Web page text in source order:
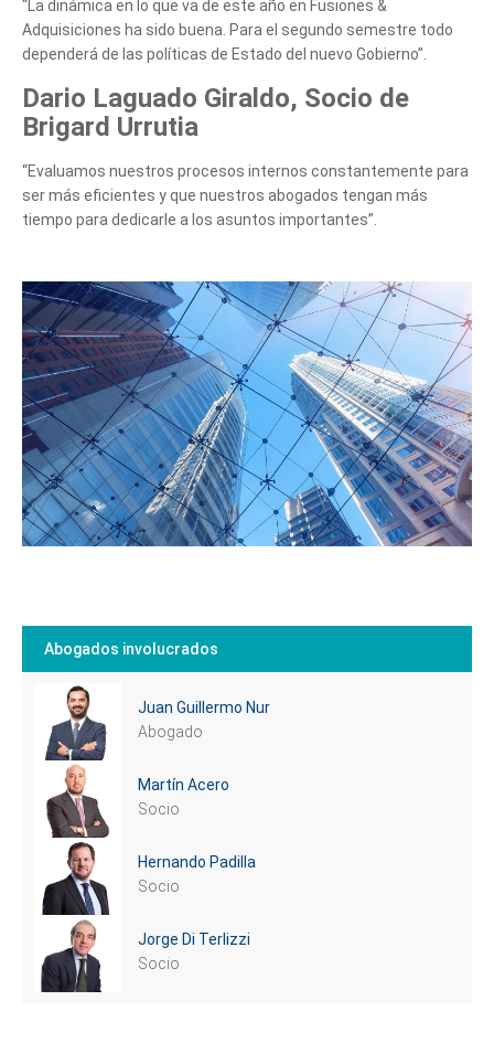
“La dinámica en lo que va de este año en Fusiones &
Adquisiciones ha sido buena. Para el segundo semestre todo
dependerá de las políticas de Estado del nuevo Gobierno”.
Dario Laguado Giraldo, Socio de
Brigard Urrutia
“Evaluamos nuestros procesos internos constantemente para
ser más eficientes y que nuestros abogados tengan más
tiempo para dedicarle a los asuntos importantes”.
Abogados involucrados
Juan Guillermo Nur
Abogado
Martín Acero
Socio
Hernando Padilla
Socio
Jorge Di Terlizzi
Socio